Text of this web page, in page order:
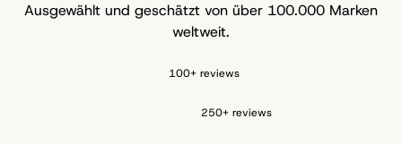
Ausgewählt und geschätzt von über 100.000 Marken
weltweit.
100+ reviews
250+ reviews